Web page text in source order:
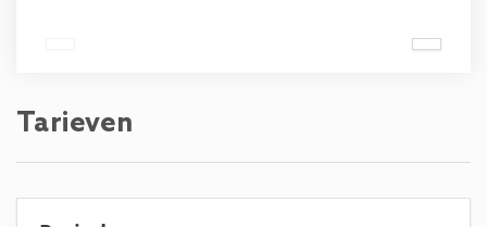
Tarieven